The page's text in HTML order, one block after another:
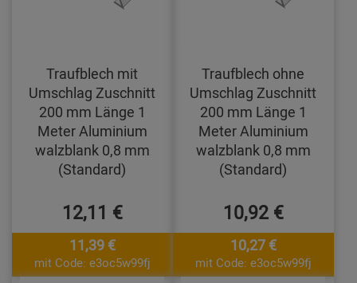
Traufblech mit
Umschlag Zuschnitt
200 mm Länge 1
Meter Aluminium
walzblank 0,8 mm
(Standard)
12,11 €
11,39 €
mit Code: e3oc5w99fj
Traufblech ohne
Umschlag Zuschnitt
200 mm Länge 1
Meter Aluminium
walzblank 0,8 mm
(Standard)
10,92 €
10,27 €
mit Code: e3oc5w99fj